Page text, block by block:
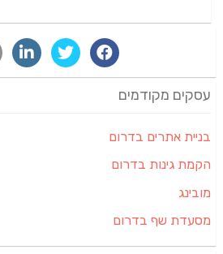
עסקים מקודמים
בניית אתרים בדרום
הקמת גינות בדרום
מובינג
מסעדת שף בדרום